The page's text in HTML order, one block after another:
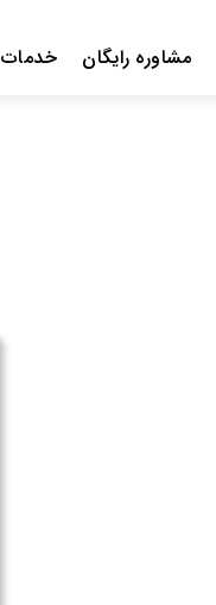
مشاوره رایگان خدمات